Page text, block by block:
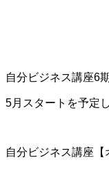
自分ビジネス講座6
5月スタートを予定
自分ビジネス講座【